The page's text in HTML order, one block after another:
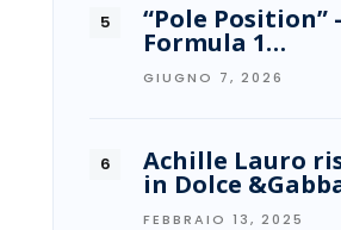
“Pole Position”
Formula 1…
GIUGNO 7, 2026
Achille Lauro
in Dolce
FEBBRAIO 13, 2025